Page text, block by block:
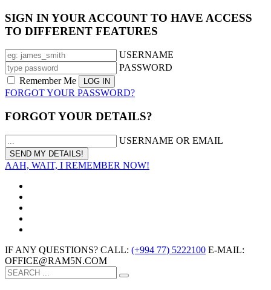
SIGN IN YOUR ACCOUNT TO HAVE ACCESS
TO DIFFERENT FEATURES
USERNAME
PASSWORD
Remember Me
FORGOT YOUR PASSWORD?
FORGOT YOUR DETAILS?
USERNAME OR EMAIL
AAH, WAIT, I REMEMBER NOW!
IF ANY QUESTIONS? CALL: (+994 77) 5222100 E-MAIL:
OFFICE@RAM5N.COM